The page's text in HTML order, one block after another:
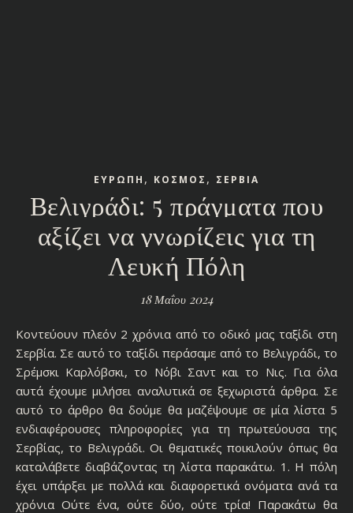
ΕΥΡΩΠΗ , ΚΟΣΜΟΣ , ΣΕΡΒΙΑ
Βελιγράδι: 5 πράγματα που
αξίζει να γνωρίζεις για τη
Λευκή Πόλη
18 Μαΐου 2024
Κοντεύουν πλεόν 2 χρόνια από το οδικό μας ταξίδι στη
Σερβία. Σε αυτό το ταξίδι περάσαμε από το Βελιγράδι, το
Σρέμσκι Καρλόβσκι, το Νόβι Σαντ και το Νις. Για όλα
αυτά έχουμε μιλήσει αναλυτικά σε ξεχωριστά άρθρα. Σε
αυτό το άρθρο θα δούμε θα μαζέψουμε σε μία λίστα 5
ενδιαφέρουσες πληροφορίες για τη πρωτεύουσα της
Σερβίας, το Βελιγράδι. Οι θεματικές ποικιλούν όπως θα
καταλάβετε διαβάζοντας τη λίστα παρακάτω. 1. Η πόλη
έχει υπάρξει με πολλά και διαφορετικά ονόματα ανά τα
χρόνια Ούτε ένα, ούτε δύο, ούτε τρία! Παρακάτω θα